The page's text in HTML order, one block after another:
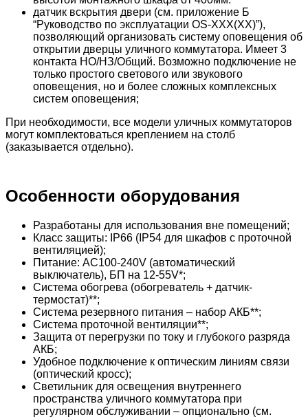
датчик вскрытия двери (см. приложение Б
“Руководство по эксплуатации OS-XXX(XX)”),
позволяющий организовать систему оповещения об
открытии дверцы уличного коммутатора. Имеет 3
контакта НО/НЗ/Общий. Возможно подключение не
только простого светового или звукового
оповещения, но и более сложных комплексных
систем оповещения;
При необходимости, все модели уличных коммутаторов
могут комплектоваться креплением на столб
(заказывается отдельно).
Особенности оборудования
Разработаны для использования вне помещений;
Класс защиты: IP66 (IP54 для шкафов с проточной
вентиляцией);
Питание: AC100-240V (автоматический
выключатель), БП на 12-55V*;
Система обогрева (обогреватель + датчик-
термостат)**;
Система резервного питания – набор АКБ**;
Система проточной вентиляции**;
Защита от перегрузки по току и глубокого разряда
АКБ;
Удобное подключение к оптическим линиям связи
(оптический кросс);
Светильник для освещения внутреннего
пространства уличного коммутатора при
регулярном обслуживании – опционально (см.